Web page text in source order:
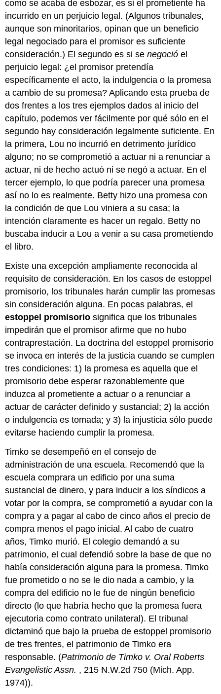
como se acaba de esbozar, es si el prometiente ha
incurrido en un perjuicio legal. (Algunos tribunales,
aunque son minoritarios, opinan que un beneficio
legal negociado para el promisor es suficiente
consideración.) El segundo es si senegoció el
perjuicio legal: ¿el promisor pretendía
específicamente el acto, la indulgencia o la promesa
a cambio de su promesa? Aplicando esta prueba de
dos frentes a los tres ejemplos dados al inicio del
capítulo, podemos ver fácilmente por qué sólo en el
segundo hay consideración legalmente suficiente. En
la primera, Lou no incurrió en detrimento jurídico
alguno; no se comprometió a actuar ni a renunciar a
actuar, ni de hecho actuó ni se negó a actuar. En el
tercer ejemplo, lo que podría parecer una promesa
así no lo es realmente. Betty hizo una promesa con
la condición de que Lou viniera a su casa; la
intención claramente es hacer un regalo. Betty no
buscaba inducir a Lou a venir a su casa prometiendo
el libro.
Existe una excepción ampliamente reconocida al
requisito de consideración. En los casos de estoppel
promisorio, los tribunales harán cumplir las promesas
sin consideración alguna. En pocas palabras, el
estoppel promisorio significa que los tribunales
impedirán que el promisor afirme que no hubo
contraprestación. La doctrina del estoppel promisorio
se invoca en interés de la justicia cuando se cumplen
tres condiciones: 1) la promesa es aquella que el
promisorio debe esperar razonablemente que
induzca al prometiente a actuar o a renunciar a
actuar de carácter definido y sustancial; 2) la acción
o indulgencia es tomada; y 3) la injusticia sólo puede
evitarse haciendo cumplir la promesa.
Timko se desempeñó en el consejo de
administración de una escuela. Recomendó que la
escuela comprara un edificio por una suma
sustancial de dinero, y para inducir a los síndicos a
votar por la compra, se comprometió a ayudar con la
compra y a pagar al cabo de cinco años el precio de
compra menos el pago inicial. Al cabo de cuatro
años, Timko murió. El colegio demandó a su
patrimonio, el cual defendió sobre la base de que no
había consideración alguna para la promesa. Timko
fue prometido o no se le dio nada a cambio, y la
compra del edificio no le fue de ningún beneficio
directo (lo que habría hecho que la promesa fuera
ejecutoria como contrato unilateral). El tribunal
dictaminó que bajo la prueba de estoppel promisorio
de tres frentes, el patrimonio de Timko era
responsable. (Patrimonio de Timko v. Oral Roberts
Evangelistic Assn. , 215 N.W.2d 750 (Mich. App.
1974)).